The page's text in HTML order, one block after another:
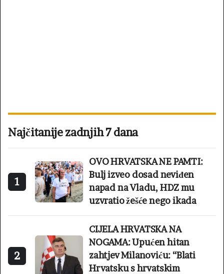
Najčitanije zadnjih 7 dana
1
OVO HRVATSKA NE PAMTI:
Bulj izveo dosad neviđen
napad na Vladu, HDZ mu
uzvratio žešće nego ikada
2
CIJELA HRVATSKA NA
NOGAMA: Upućen hitan
zahtjev Milanoviću: “Blati
Hrvatsku s hrvatskim